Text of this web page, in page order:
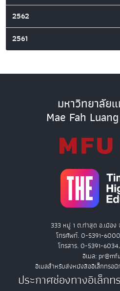
2562
2561
มหาวิทยาลัย
Mae Fah
333 หมู่ 1 ต.ท่าสุด อ.เมือง
โทรศัพท์. 0-5391-
โทรสาร. 0-5391-
อีเมล:
อีเมลสำหรับส่งหนังสืออิเล็กทรอ
ประกาศช่องทางอิเล็ก